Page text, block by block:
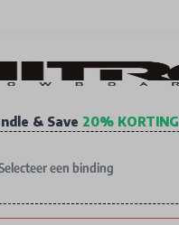
& Save 20% KORTING
een binding